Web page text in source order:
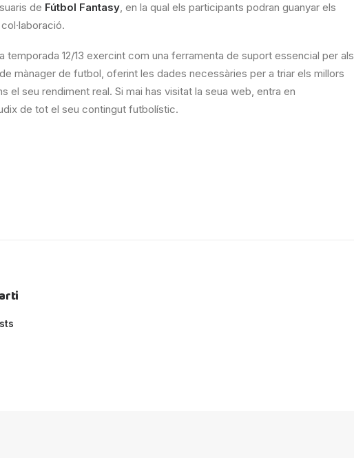
de Fútbol Fantasy, en la qual els participants podran guanyar els
temporada 12/13 exercint com una ferramenta de suport essencial per als
mànager de futbol, oferint les dades necessàries per a triar els millors
el seu rendiment real. Si mai has visitat la seua web, entra en
de tot el seu contingut futbolístic.